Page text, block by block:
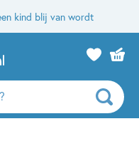
kind blij van wordt